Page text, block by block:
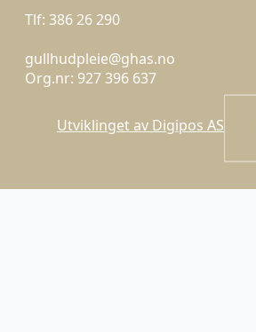
Tlf: 386 26 290
gullhudpleie@ghas.no
Org.nr: 927 396 637
Utviklinget av Digipos AS